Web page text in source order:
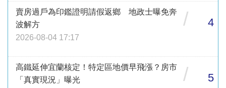
賣房過戶為印鑑證明請假返鄉 地政士曝免奔
波解方
2026-08-04 17:17
/ 4
高鐵延伸宜蘭核定！特定區地價早飛漲？房市
「真實現況」曝光
/ 5